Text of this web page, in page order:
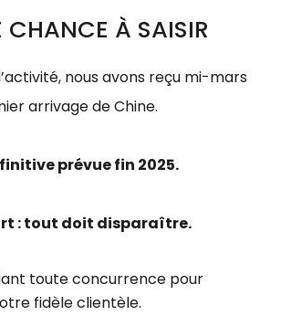
CHANCE À SAISIR
nous avons reçu mi-mars
arrivage de Chine.
prévue fin 2025.
: tout doit disparaître.
toute concurrence pour
fidèle clientèle.